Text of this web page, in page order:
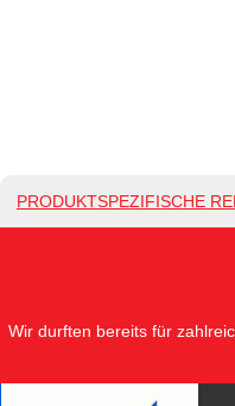
PRODUKTSPEZIFISCHE
Wir durften bereits für